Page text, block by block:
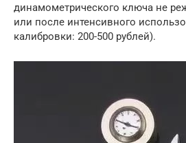
динамометрического ключа не
или после интенсивного
калибровки: 200-500 рублей).